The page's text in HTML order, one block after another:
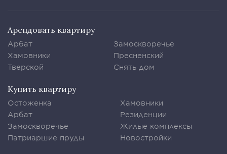
Арендовать квартиру
Арбат
Хамовники
Тверской
Замоскворечье
Пресненский
Снять дом
Купить квартиру
Остоженка
Арбат
Замоскворечье
Патриаршие пруды
Хамовники
Резиденции
Жилые комплексы
Новостройки